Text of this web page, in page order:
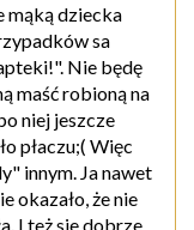
mąką dziecka
sa
Nie będę
maść robioną na
niej jeszcze
płaczu;( Więc
innym. Ja nawet
okazało, że nie
I też sie dobrze